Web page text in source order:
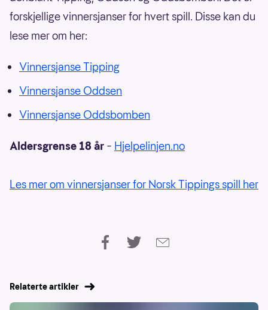
forskjellige vinnersjanser for hvert spill. Disse kan du
lese mer om her:
Vinnersjanse Tipping
Vinnersjanse Oddsen
Vinnersjanse Oddsbomben
Aldersgrense 18 år – Hjelpelinjen.no
Les mer om vinnersjanser for Norsk Tippings spill her
Relaterte artikler